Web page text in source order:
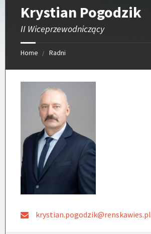
Krystian Pogodzik
II Wiceprzewodniczący
Home Radni
krystian.pogodzik@renskawies.pl